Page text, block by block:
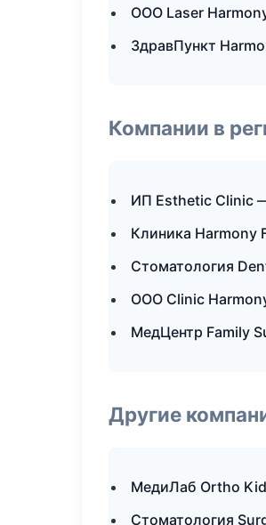
ООО Laser
ЗдравПункт
Компании в
ИП Esthetic Clinic
Клиника Harmony
Стоматология
ООО Clinic
МедЦентр Family
Другие
МедиЛаб Ortho
Стоматология